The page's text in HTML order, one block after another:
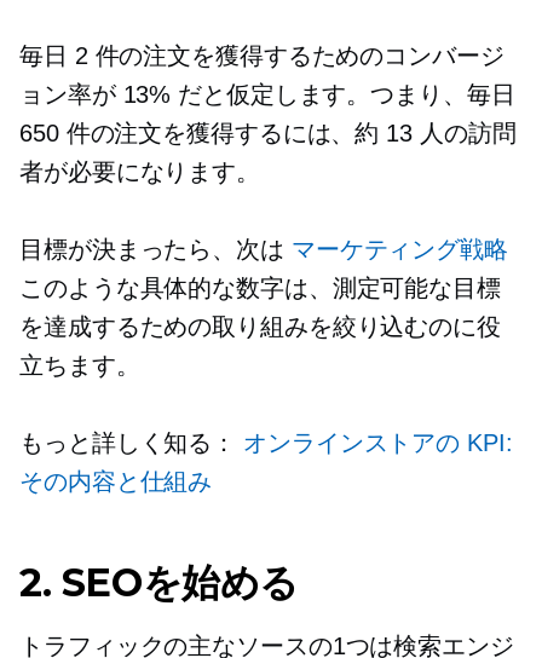
毎日 2 件の注文を獲得するためのコンバージ
ョン率が 13% だと仮定します。つまり、毎日
650 件の注文を獲得するには、約 13 人の訪問
者が必要になります。
目標が決まったら、次は マーケティング戦略
このような具体的な数字は、測定可能な目標
を達成するための取り組みを絞り込むのに役
立ちます。
もっと詳しく知る： オンラインストアの KPI:
その内容と仕組み
2. SEOを始める
トラフィックの主なソースの1つは検索エンジ